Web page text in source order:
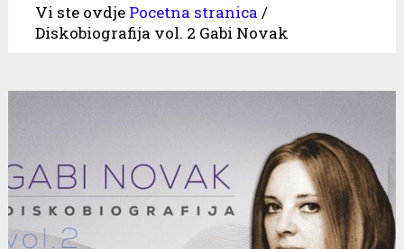
Vi ste ovdje Pocetna stranica /
Diskobiografija vol. 2 Gabi Novak